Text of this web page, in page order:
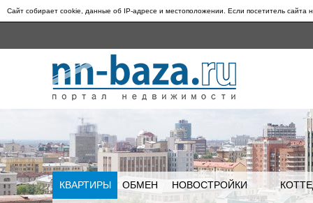
Сайт собирает cookie, данные об IP-адресе и местоположении. Если посетитель сайта
КВАРТИРЫ ОБМЕН НОВОСТРОЙКИ